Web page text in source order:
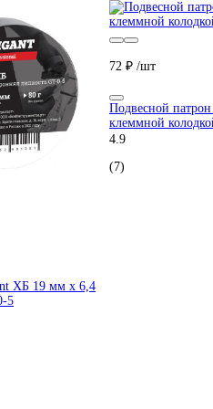
ХБ 19 мм х 6,4
5
72 ₽ /шт
Подвесной
клеммной
4.9
(7)